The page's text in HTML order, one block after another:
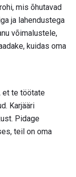
mis õhutavad
ja lahendustega
võimalustele,
kuidas oma
et te töötate
Karjääri
Pidage
teil on oma